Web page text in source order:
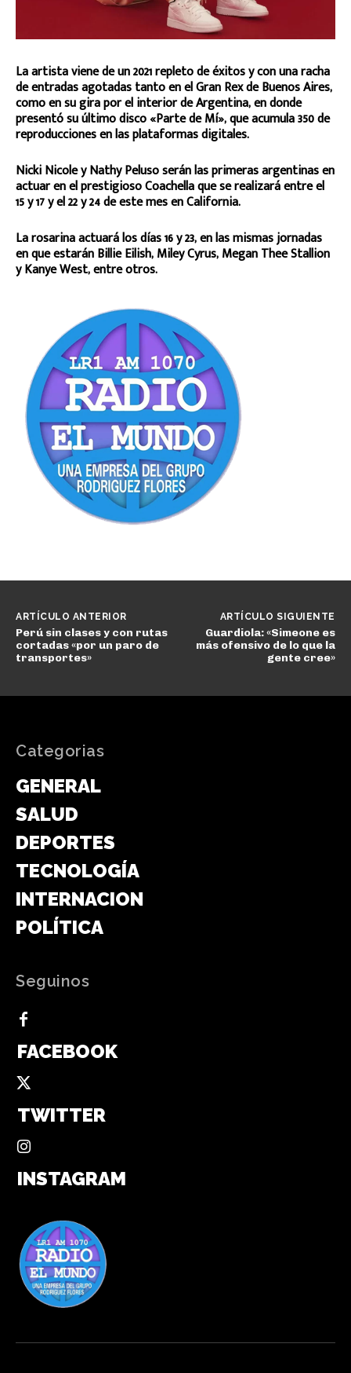
La artista viene de un 2021 repleto de éxitos y con una racha
de entradas agotadas tanto en el Gran Rex de Buenos Aires,
como en su gira por el interior de Argentina, en donde
presentó su último disco «Parte de Mí», que acumula 350 de
reproducciones en las plataformas digitales.
Nicki Nicole y Nathy Peluso serán las primeras argentinas en
actuar en el prestigioso Coachella que se realizará entre el
15 y 17 y el 22 y 24 de este mes en California.
La rosarina actuará los días 16 y 23, en las mismas jornadas
en que estarán Billie Eilish, Miley Cyrus, Megan Thee Stallion
y Kanye West, entre otros.
ARTÍCULO ANTERIOR
Perú sin clases y con rutas
cortadas «por un paro de
transportes»
ARTÍCULO SIGUIENTE
Guardiola: «Simeone es
más ofensivo de lo que la
gente cree»
Categorias
GENERAL
SALUD
DEPORTES
TECNOLOGÍA
INTERNACIONAL
POLÍTICA
Seguinos
FACEBOOK
TWITTER
INSTAGRAM